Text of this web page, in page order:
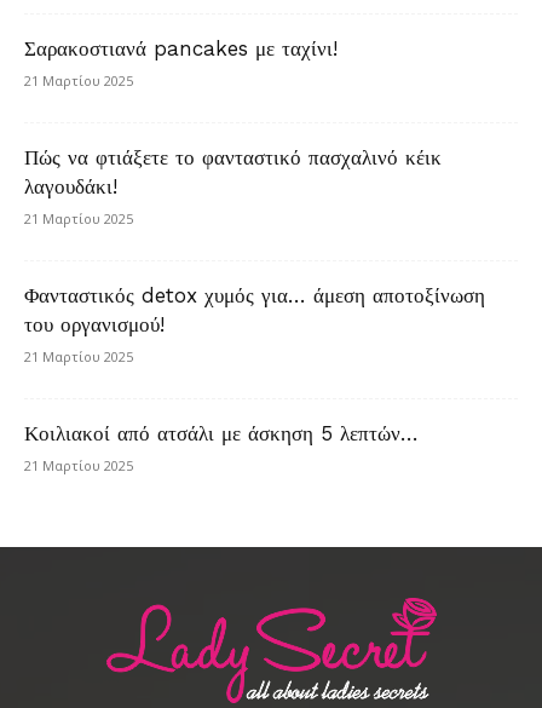
Σαρακοστιανά pancakes με ταχίνι!
21 Μαρτίου 2025
Πώς να φτιάξετε το φανταστικό πασχαλινό κέικ
λαγουδάκι!
21 Μαρτίου 2025
Φανταστικός detox χυμός για… άμεση αποτοξίνωση
του οργανισμού!
21 Μαρτίου 2025
Κοιλιακοί από ατσάλι με άσκηση 5 λεπτών…
21 Μαρτίου 2025